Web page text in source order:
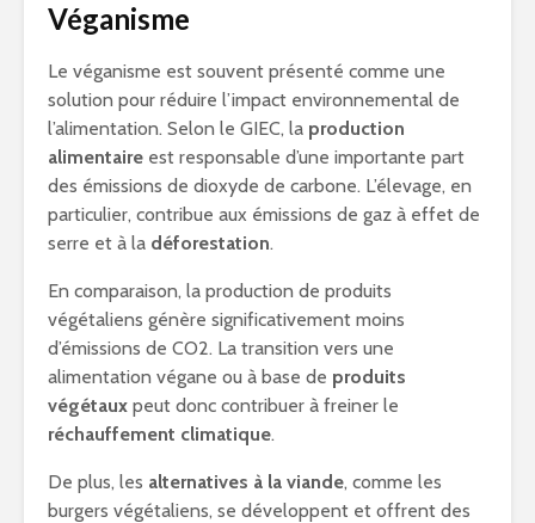
Véganisme
Le véganisme est souvent présenté comme une
solution pour réduire l’impact environnemental de
l’alimentation. Selon le GIEC, la production
alimentaire est responsable d’une importante part
des émissions de dioxyde de carbone. L’élevage, en
particulier, contribue aux émissions de gaz à effet de
serre et à la déforestation.
En comparaison, la production de produits
végétaliens génère significativement moins
d’émissions de CO2. La transition vers une
alimentation végane ou à base de produits
végétaux peut donc contribuer à freiner le
réchauffement climatique.
De plus, les alternatives à la viande, comme les
burgers végétaliens, se développent et offrent des